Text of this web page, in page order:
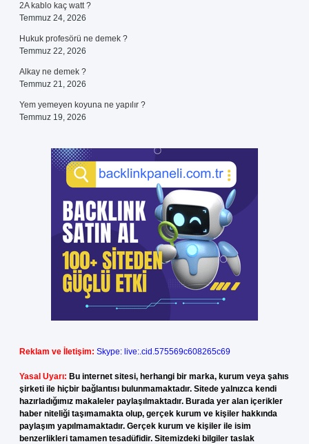
2A kablo kaç watt ?
Temmuz 24, 2026
Hukuk profesörü ne demek ?
Temmuz 22, 2026
Alkay ne demek ?
Temmuz 21, 2026
Yem yemeyen koyuna ne yapılır ?
Temmuz 19, 2026
Reklam ve İletişim: Skype: live:.cid.575569c608265c69
Yasal Uyarı: Bu internet sitesi, herhangi bir marka, kurum veya şahıs
şirketi ile hiçbir bağlantısı bulunmamaktadır. Sitede yalnızca kendi
hazırladığımız makaleler paylaşılmaktadır. Burada yer alan içerikler
haber niteliği taşımamakta olup, gerçek kurum ve kişiler hakkında
paylaşım yapılmamaktadır. Gerçek kurum ve kişiler ile isim
benzerlikleri tamamen tesadüfidir. Sitemizdeki bilgiler taslak